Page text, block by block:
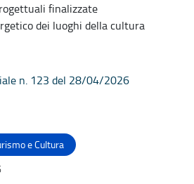
finalizzate
dei luoghi della cultura
n. 123 del 28/04/2026
e Cultura